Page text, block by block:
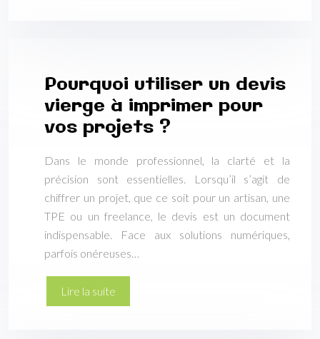
Pourquoi utiliser un devis
vierge à imprimer pour
vos projets ?
Dans le monde professionnel, la clarté et la
précision sont essentielles. Lorsqu’il s’agit de
chiffrer un projet, que ce soit pour un artisan, une
TPE ou un freelance, le devis est un document
indispensable. Face aux solutions numériques,
parfois onéreuses…
Lire la suite